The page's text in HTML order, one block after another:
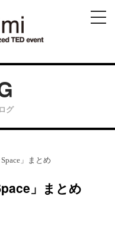
メ
グ
」まとめ
」まとめ